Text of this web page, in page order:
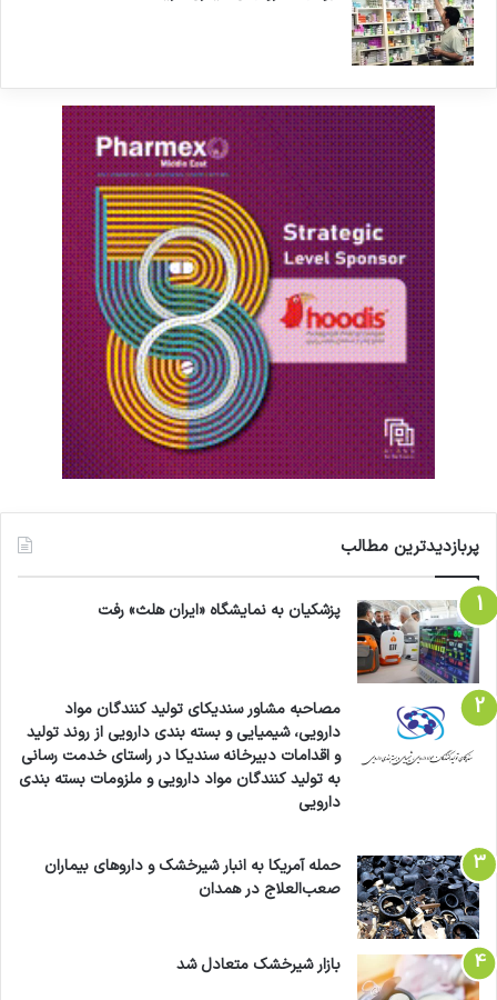
پربازدیدترین مطالب
پزشکیان به نمایشگاه «ایران هلث» رفت
مصاحبه مشاور سندیکای تولید کنندگان مواد
دارویی، شیمیایی و بسته بندی دارویی از روند تولید
و اقدامات دبیرخانه سندیکا در راستای خدمت رسانی
به تولید کنندگان مواد دارویی و ملزومات بسته بندی
دارویی
حمله آمریکا به انبار شیرخشک و داروهای بیماران
صعب‌العلاج در همدان
بازار شیرخشک متعادل شد